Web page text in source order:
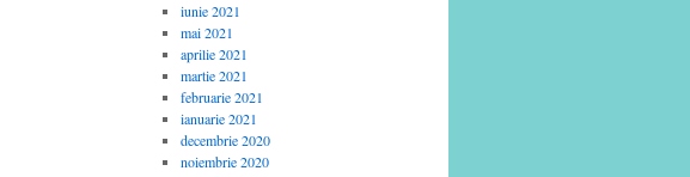
iunie 2021
mai 2021
aprilie 2021
martie 2021
februarie 2021
ianuarie 2021
decembrie 2020
noiembrie 2020